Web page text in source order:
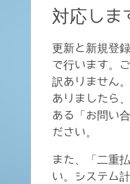
対応しま
更新と新規登
で行います。
訳ありません
ありましたら
ある「お問い
ださい。
また、「二重
い。システム